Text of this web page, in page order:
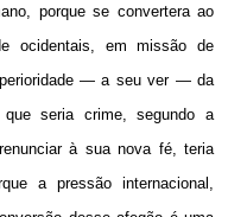
porque se convertera ao
ocidentais, em missão de
— a seu ver — da
seria crime, segundo a
à sua nova fé, teria
a pressão internacional,